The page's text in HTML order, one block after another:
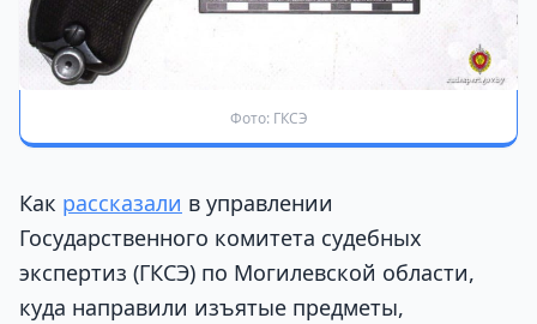
Фото: ГКСЭ
Как рассказали в управлении
Государственного комитета судебных
экспертиз (ГКСЭ) по Могилевской области,
куда направили изъятые предметы,